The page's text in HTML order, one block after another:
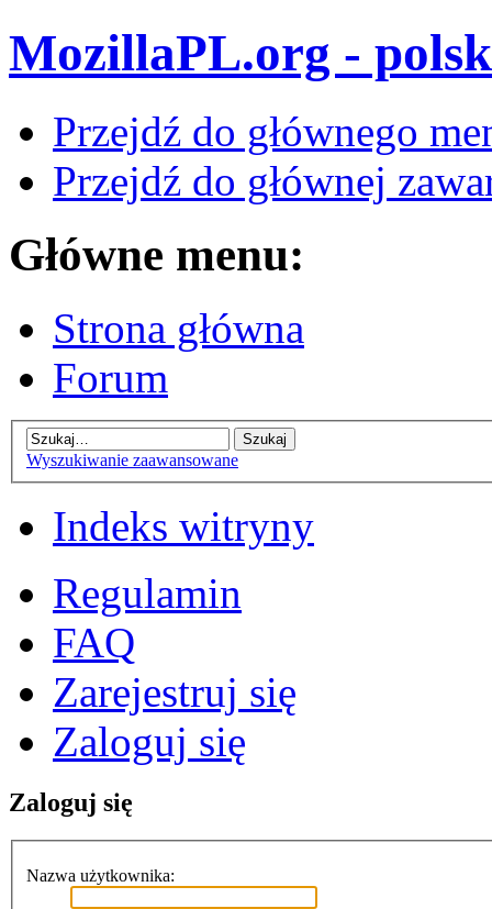
MozillaPL.org -
Przejdź do głównego
Przejdź do głównej
Główne menu:
Strona główna
Forum
Wyszukiwanie zaawansowane
Indeks witryny
Regulamin
FAQ
Zarejestruj się
Zaloguj się
Zaloguj się
Nazwa użytkownika: